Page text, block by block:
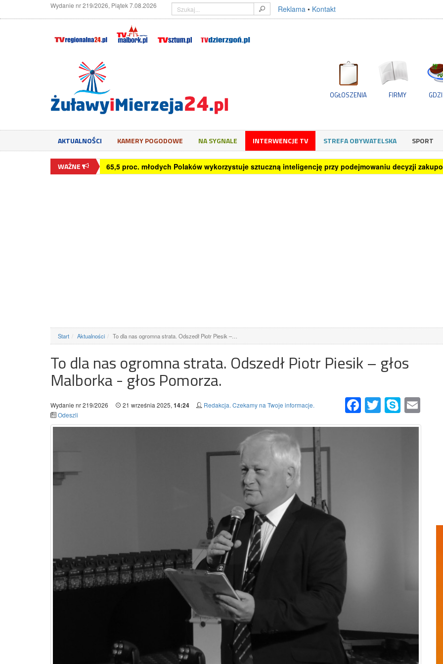
Wydanie nr 219/2026, Piątek 7.08.2026 Reklama • Kontakt
OGŁOSZENIA FIRMY
AKTUALNOŚCI KAMERY POGODOWE NA SYGNALE INTERWENCJE TV STREFA OBYWATELSKA SPORT
WAŻNE 65,5 proc. młodych Polaków wykorzystuje sztuczną inteligencję przy podejmowaniu decyzji
Start Aktualności To dla nas ogromna strata. Odszedł Piotr Piesik –…
To dla nas ogromna strata. Odszedł Piotr Piesik – głos
Malborka - głos Pomorza.
FacebookTwitter Skype
Wydanie nr 219/2026 21 września 2025, 14:24
Redakcja. Czekamy na Twoje informacje.
Odeszli